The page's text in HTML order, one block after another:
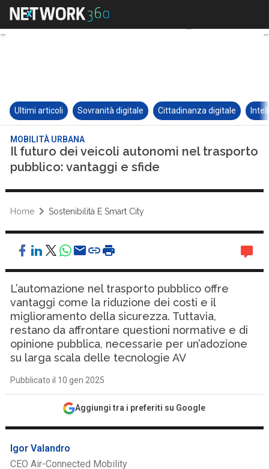
Ultimi articoli Sovranità digitale Cittadinanza digitale
MOBILITÀ URBANA
Il futuro dei veicoli autonomi nel trasporto
pubblico: vantaggi e sfide
Home Sostenibilità E Smart City
L’automazione nel trasporto pubblico offre
vantaggi come la riduzione dei costi e il
miglioramento della sicurezza. Tuttavia,
restano da affrontare questioni normative e di
opinione pubblica, necessarie per un’adozione
su larga scala delle tecnologie AV
Pubblicato il 10 gen 2025
Aggiungi tra i preferiti su Google
Igor Valandro
CEO Air-Connected Mobility